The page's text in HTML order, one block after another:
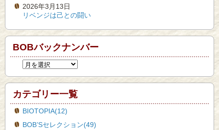
2026年3月13日
リベンジは己との闘い
BOBバックナンバー
カテゴリー一覧
BIOTOPIA(12)
BOB’Sセレクション(49)